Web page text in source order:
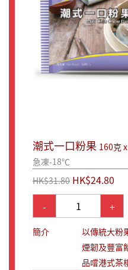
潮式一口粉果 160克
急凍-18℃
HK$31.80 HK$24.80
-
+
簡介
以傳統大粉
煙韌及豐富
品嚐港式茶